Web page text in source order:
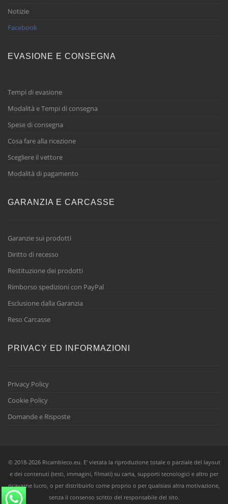
Notizie
Facebook
EVASIONE E CONSEGNA
Tempi di evasione
Modalità e Tempi di consegna
Spese di consegna
Cosa fare alla ricezione
Scegliere il vettore
Modalità di pagamento
GARANZIA E CARCASSE
Garanzie sui prodotti
Diritto di recesso
Restituzione dei prodotti
Rimborso spedizioni con PayPal
Esclusione dalla Garanzia
Reso Carcasse
PRIVACY ED INFORMAZIONI
Privacy Policy
Cookie Policy
Domande e Risposte
© 2018-2026 Ricambieco.eu. E' vietata la riproduzione totale o parziale del layout
e dei contenuti (testi, immagini, filmati) su carta, supporti tecnologici e altro per
ricavarne lucro, o per distribuirlo come proprio o per qualsiasi altra motivazione,
senza il consenso scritto del responsabile del sito.